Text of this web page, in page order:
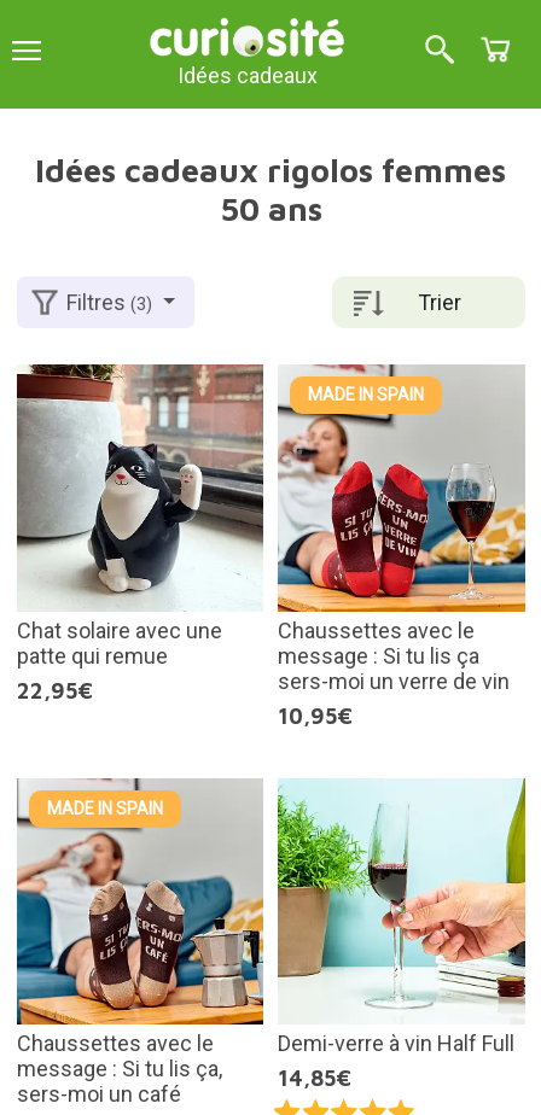
Idées cadeaux
Idées cadeaux rigolos femmes
50 ans
Trier
Filtres(3)
Chat solaire avec une
patte qui remue
22,95€
MADE IN SPAIN
Chaussettes avec le
message : Si tu lis ça
sers-moi un verre de vin
10,95€
MADE IN SPAIN
Chaussettes avec le
message : Si tu lis ça,
sers-moi un café
Demi-verre à vin Half Full
14,85€